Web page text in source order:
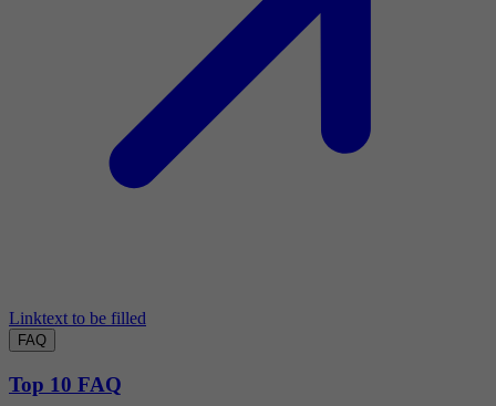
Linktext to be filled
FAQ
Top 10 FAQ